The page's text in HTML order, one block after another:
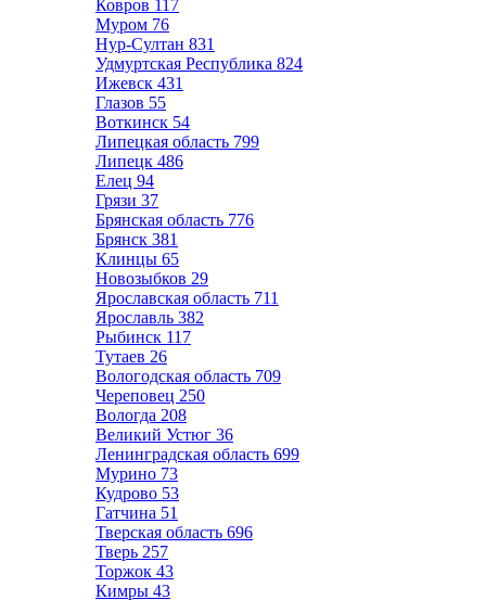
Ковров 117
Муром 76
Нур-Султан 831
Удмуртская Республика 824
Ижевск 431
Глазов 55
Воткинск 54
Липецкая область 799
Липецк 486
Елец 94
Грязи 37
Брянская область 776
Брянск 381
Клинцы 65
Новозыбков 29
Ярославская область 711
Ярославль 382
Рыбинск 117
Тутаев 26
Вологодская область 709
Череповец 250
Вологда 208
Великий Устюг 36
Ленинградская область 699
Мурино 73
Кудрово 53
Гатчина 51
Тверская область 696
Тверь 257
Торжок 43
Кимры 43